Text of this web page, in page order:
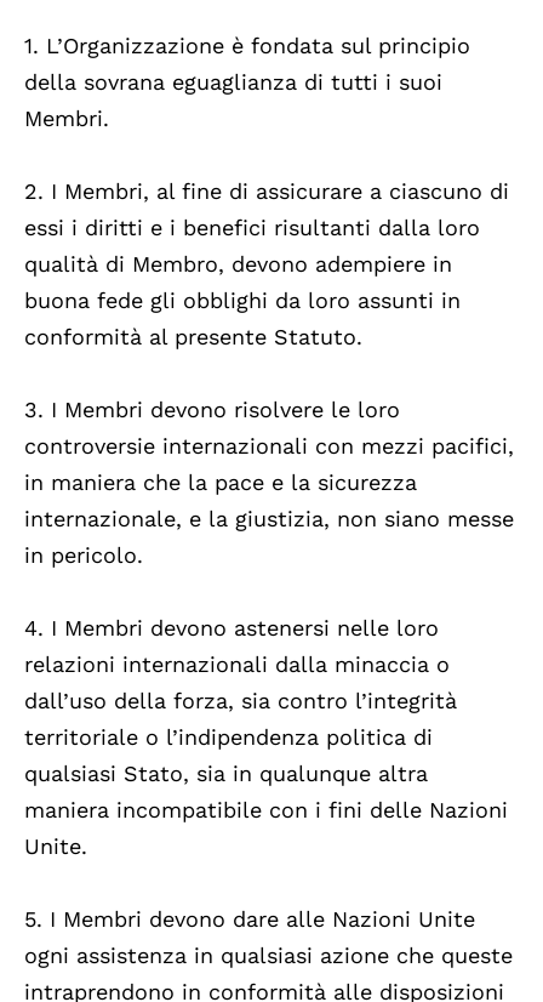
1. L’Organizzazione è fondata sul principio
della sovrana eguaglianza di tutti i suoi
Membri.
2. I Membri, al fine di assicurare a ciascuno di
essi i diritti e i benefici risultanti dalla loro
qualità di Membro, devono adempiere in
buona fede gli obblighi da loro assunti in
conformità al presente Statuto.
3. I Membri devono risolvere le loro
controversie internazionali con mezzi pacifici,
in maniera che la pace e la sicurezza
internazionale, e la giustizia, non siano messe
in pericolo.
4. I Membri devono astenersi nelle loro
relazioni internazionali dalla minaccia o
dall’uso della forza, sia contro l’integrità
territoriale o l’indipendenza politica di
qualsiasi Stato, sia in qualunque altra
maniera incompatibile con i fini delle Nazioni
Unite.
5. I Membri devono dare alle Nazioni Unite
ogni assistenza in qualsiasi azione che queste
intraprendono in conformità alle disposizioni